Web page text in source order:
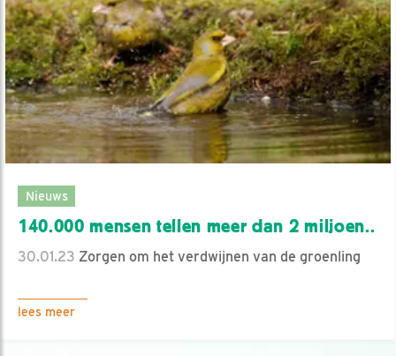
Nieuws
140.000 mensen tellen meer dan 2 miljoen..
30.01.23 Zorgen om het verdwijnen van de groenling
lees meer